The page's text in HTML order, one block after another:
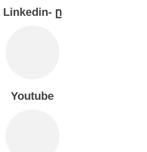
Linkedin- ը
Youtube